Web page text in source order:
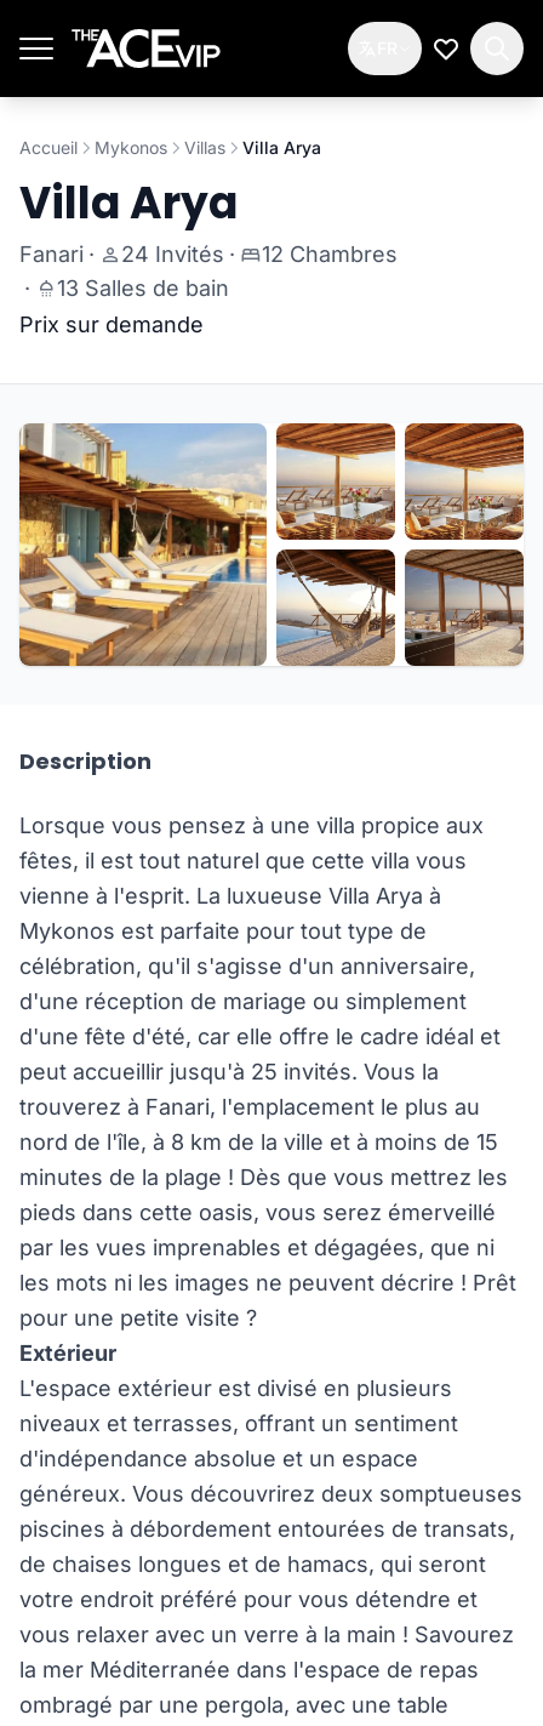
Ma Liste
Accueil Mykonos Villas Villa Arya
Villa Arya
Fanari · 24 Invités ·
12 Chambres
·
13 Salles de bain
Prix sur demande
Description
Lorsque vous pensez à une villa propice aux
fêtes, il est tout naturel que cette villa vous
vienne à l'esprit. La luxueuse Villa Arya à
Mykonos est parfaite pour tout type de
célébration, qu'il s'agisse d'un anniversaire,
d'une réception de mariage ou simplement
d'une fête d'été, car elle offre le cadre idéal et
peut accueillir jusqu'à 25 invités. Vous la
trouverez à Fanari, l'emplacement le plus au
nord de l'île, à 8 km de la ville et à moins de 15
minutes de la plage ! Dès que vous mettrez les
pieds dans cette oasis, vous serez émerveillé
par les vues imprenables et dégagées, que ni
les mots ni les images ne peuvent décrire ! Prêt
pour une petite visite ?
Extérieur
L'espace extérieur est divisé en plusieurs
niveaux et terrasses, offrant un sentiment
d'indépendance absolue et un espace
généreux. Vous découvrirez deux somptueuses
piscines à débordement entourées de transats,
de chaises longues et de hamacs, qui seront
votre endroit préféré pour vous détendre et
vous relaxer avec un verre à la main ! Savourez
la mer Méditerranée dans l'espace de repas
ombragé par une pergola, avec une table